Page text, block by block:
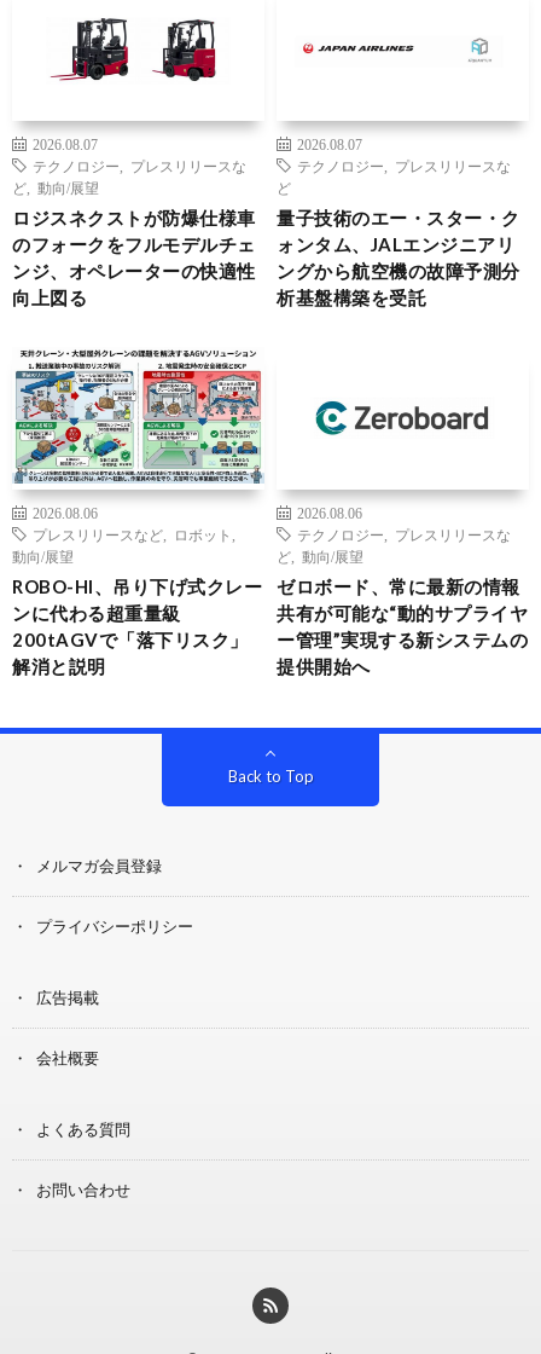
2026.08.07
テクノロジー
プレスリリースな
ど
動向/展望
ロジスネクストが防爆仕様車
のフォークをフルモデルチェ
ンジ、オペレーターの快適性
向上図る
2026.08.07
テクノロジー
プレスリリースな
ど
量子技術のエー・スター・ク
ォンタム、JALエンジニアリ
ングから航空機の故障予測分
析基盤構築を受託
2026.08.06
プレスリリースなど
ロボット
動向/展望
ROBO-HI、吊り下げ式クレー
ンに代わる超重量級
200tAGVで「落下リスク」
解消と説明
2026.08.06
テクノロジー
プレスリリースな
ど
動向/展望
ゼロボード、常に最新の情報
共有が可能な“動的サプライヤ
ー管理”実現する新システムの
提供開始へ
Back to Top
メルマガ会員登録
プライバシーポリシー
広告掲載
会社概要
よくある質問
お問い合わせ